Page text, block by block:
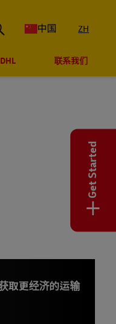
中国 ZH
联系我们
取更经济的运输
Get Started
+